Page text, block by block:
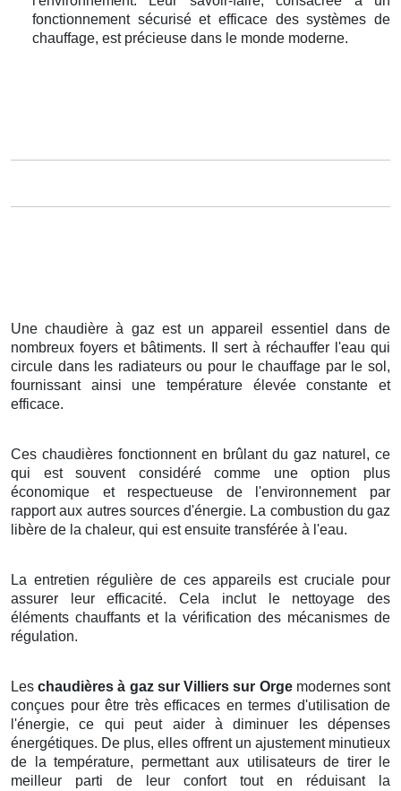
fonctionnement sécurisé et efficace des systèmes de
chauffage, est précieuse dans le monde moderne.
Une chaudière à gaz est un appareil essentiel dans de
nombreux foyers et bâtiments. Il sert à réchauffer l'eau qui
circule dans les radiateurs ou pour le chauffage par le sol,
fournissant ainsi une température élevée constante et
efficace.
Ces chaudières fonctionnent en brûlant du gaz naturel, ce
qui est souvent considéré comme une option plus
économique et respectueuse de l'environnement par
rapport aux autres sources d'énergie. La combustion du gaz
libère de la chaleur, qui est ensuite transférée à l'eau.
La entretien régulière de ces appareils est cruciale pour
assurer leur efficacité. Cela inclut le nettoyage des
éléments chauffants et la vérification des mécanismes de
régulation.
Leschaudières à gaz sur Villiers sur Orgemodernes sont
conçues pour être très efficaces en termes d'utilisation de
l'énergie, ce qui peut aider à diminuer les dépenses
énergétiques. De plus, elles offrent un ajustement minutieux
de la température, permettant aux utilisateurs de tirer le
meilleur parti de leur confort tout en réduisant la